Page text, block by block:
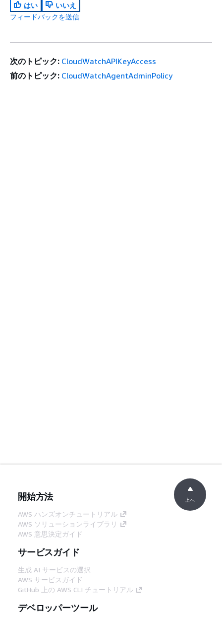
はい
いいえ
フィードバックを送信
次のトピック: CloudWatchAPIKeyAccess
前のトピック: CloudWatchAgentAdminPolicy
開始方法
AWS ハンズオンチュートリアル
AWS ソリューションライブラリ
AWS 意思決定ガイド
サービスガイド
生成 AI サービスの選択
AWS サービスガイド
GitHub 上の AWS CLI チュートリアル
デベロッパーツール
上へ